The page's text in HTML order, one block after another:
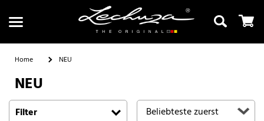
Suchen
Home NEU
NEU
Filter